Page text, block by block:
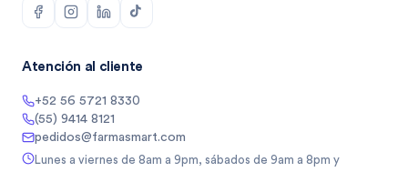
Atención al cliente
+52 56 5721 8330
(55) 9414 8121
pedidos@farmasmart.com
Lunes a viernes de 8am a 9pm, sábados de 9am a 8pm y